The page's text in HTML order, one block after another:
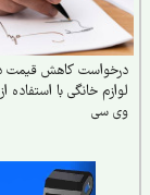
کاهش قیمت در
خانگی با استفاده از یو پی
سی